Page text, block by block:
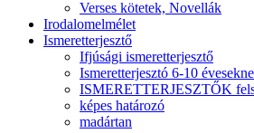
Verses kötetek, Novellák
Irodalomelmélet
Ismeretterjesztő
Ifjúsági ismeretterjesztő
Ismeretterjesztó 6-10
ISMERETTERJESZTŐK
képes határozó
madártan